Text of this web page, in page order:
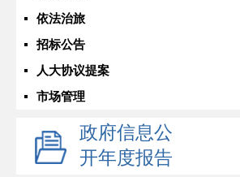
依法治旅
招标公告
人大协议提案
市场管理
政府信息公
开年度报告